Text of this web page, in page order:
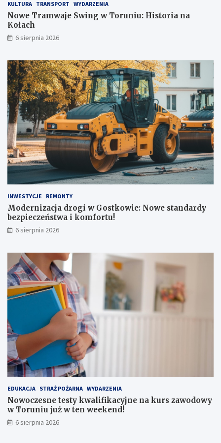
E
s
k
e
w
KULTURA TRANSPORT WYDARZENIA
Nowe Tramwaje Swing w Toruniu: Historia na
Kołach
6 sierpnia 2026
INWESTYCJE REMONTY
Modernizacja drogi w Gostkowie: Nowe standardy
bezpieczeństwa i komfortu!
6 sierpnia 2026
EDUKACJA STRAŻ POŻARNA WYDARZENIA
Nowoczesne testy kwalifikacyjne na kurs zawodowy
w Toruniu już w ten weekend!
6 sierpnia 2026